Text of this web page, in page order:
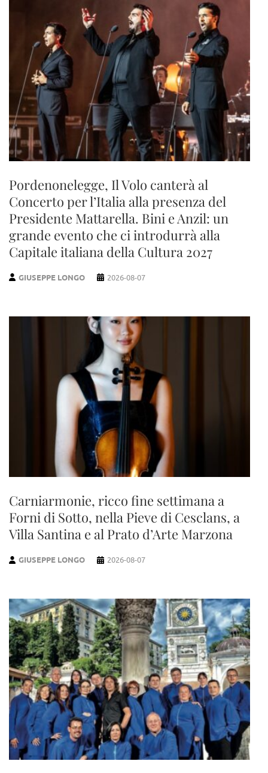
Pordenonelegge, Il Volo canterà al
Concerto per l’Italia alla presenza del
Presidente Mattarella. Bini e Anzil: un
grande evento che ci introdurrà alla
Capitale italiana della Cultura 2027
GIUSEPPE LONGO 2026-08-07
Carniarmonie, ricco fine settimana a
Forni di Sotto, nella Pieve di Cesclans, a
Villa Santina e al Prato d’Arte Marzona
GIUSEPPE LONGO 2026-08-07